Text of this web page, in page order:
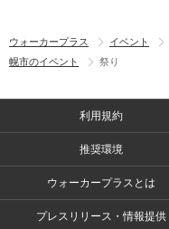
ウォーカープラス イベント
幌市のイベント
祭り
利用規約
推奨環境
ウォーカープラスとは
プレスリリース・情報提供